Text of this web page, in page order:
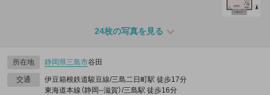
24枚の写真を見る
所在地 静岡県三島市谷田
交通
伊豆箱根鉄道駿豆線/三島二日町駅 徒歩17分
東海道本線（静岡--滋賀）/三島駅 徒歩16分